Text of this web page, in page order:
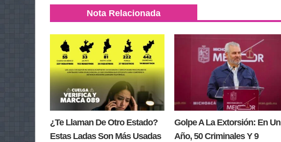
Nota Relacionada
¿Te Llaman De Otro Estado?
Estas Ladas Son Más Usadas
Golpe A La Extorsión: En Un
Año, 50 Criminales Y 9